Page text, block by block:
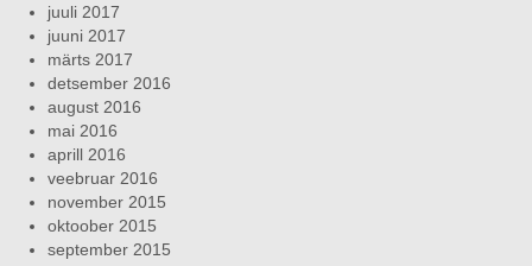
juuli 2017
juuni 2017
märts 2017
detsember 2016
august 2016
mai 2016
aprill 2016
veebruar 2016
november 2015
oktoober 2015
september 2015